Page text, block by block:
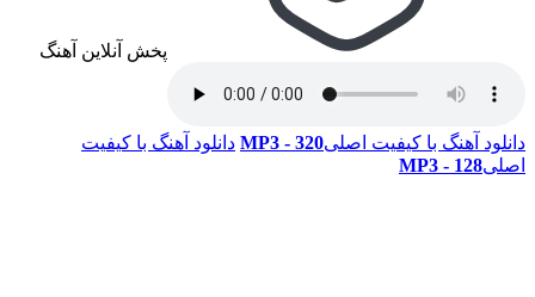
پخش آنلاین آهنگ
دانلود آهنگ با کیفیت اصلی320 - MP3
دانلود آهنگ با کیفیت
اصلی128 - MP3